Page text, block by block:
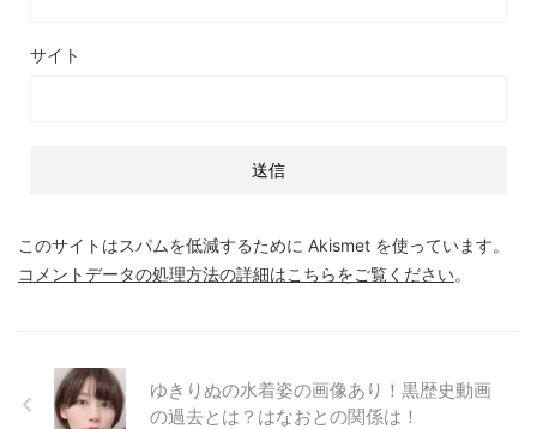
サイト
このサイトはスパムを低減するために Akismet を使っています。
コメントデータの処理方法の詳細はこちらをご覧ください。
ゆきりぬの水着姿の画像あり！黒歴史動画
の過去とは？はなおとの関係は！